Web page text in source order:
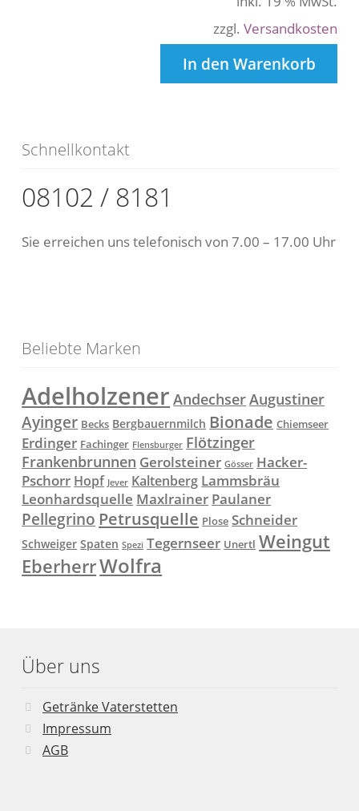
zzgl. Versandkosten
In den Warenkorb
Schnellkontakt
08102 / 8181
Sie erreichen uns telefonisch von 7.00 – 17.00 Uhr
Beliebte Marken
Adelholzener AndechserAugustiner
Ayinger Becks Bergbauernmilch Bionade Chiemseer
Erdinger Fachinger Flensburger Flötzinger
Frankenbrunnen Gerolsteiner Gösser Hacker-
Pschorr Hopf Jever Kaltenberg Lammsbräu
Leonhardsquelle Maxlrainer Paulaner
Pellegrino Petrusquelle Plose Schneider
Schweiger Spaten Spezi Tegernseer Unertl Weingut
EberherrWolfra
Über uns
Getränke Vaterstetten
Impressum
AGB